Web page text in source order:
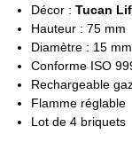
Décor : Tucan
Hauteur : 75 mm
Diamètre : 15 mm
Conforme ISO
Rechargeable
Flamme réglable
Lot de 4 briquets